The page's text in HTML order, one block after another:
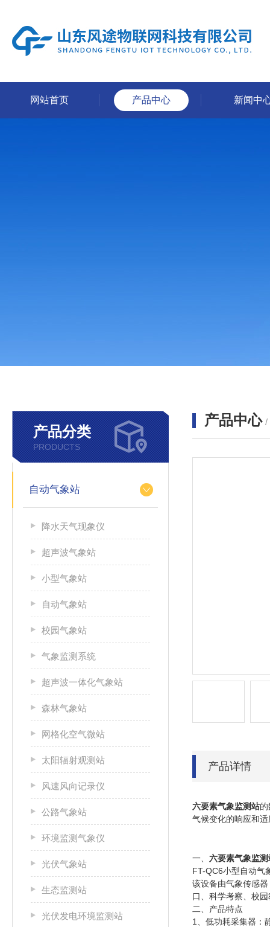
网站首页 产品中心 新闻中
产品分类
PRODUCTS
自动气象站
降水天气现象仪
超声波气象站
小型气象站
自动气象站
校园气象站
气象监测系统
超声波一体化气象站
森林气象站
网格化空气微站
太阳辐射观测站
风速风向记录仪
公路气象站
环境监测气象仪
光伏气象站
生态监测站
光伏发电环境监测站
产品中心 /
产品详情
六要素气象监测站的
气候变化的响应和
一、 六要素气象监测
FT-QC6小型自动气
该设备由气象传感
口、科学考察、校
二、产品特点
1
、低功耗采集器：